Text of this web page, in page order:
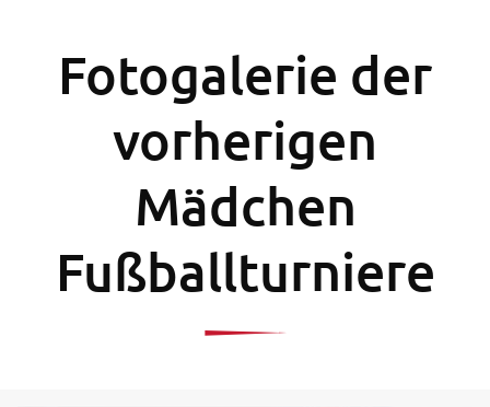
Fotogalerie der
vorherigen
Mädchen
Fußballturniere